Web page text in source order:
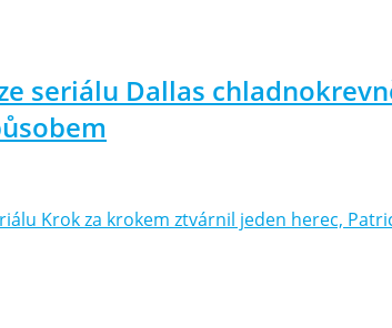
seriálu Dallas
Krok za krokem ztvárnil jeden herec,